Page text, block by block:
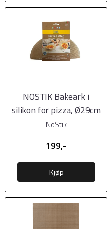
NOSTIK Bakeark i
silikon for pizza, Ø29cm
NoStik
199,-
Kjøp